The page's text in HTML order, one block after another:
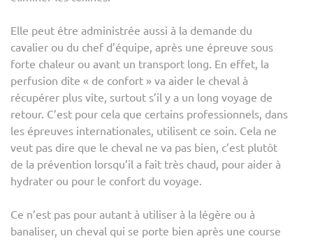
Elle peut être administrée aussi à la demande du
cavalier ou du chef d’équipe, après une épreuve sous
forte chaleur ou avant un transport long. En effet, la
perfusion dite « de confort » va aider le cheval à
récupérer plus vite, surtout s’il y a un long voyage de
retour. C’est pour cela que certains professionnels, dans
les épreuves internationales, utilisent ce soin. Cela ne
veut pas dire que le cheval ne va pas bien, c’est plutôt
de la prévention lorsqu’il a fait très chaud, pour aider à
hydrater ou pour le confort du voyage.
Ce n’est pas pour autant à utiliser à la légère ou à
banaliser, un cheval qui se porte bien après une course